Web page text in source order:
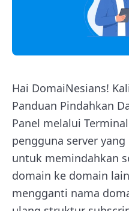
Hai DomaiNesians!
Panduan Pindahkan
Panel melalui
pengguna server
untuk memindahkan
domain ke domain
mengganti nama